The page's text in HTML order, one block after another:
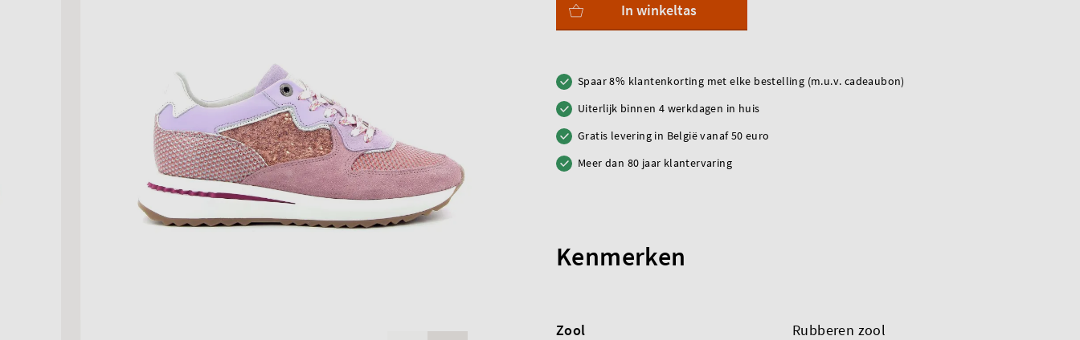
In winkeltas
Spaar 8% klantenkorting met elke bestelling (m.u.v. cadeaubon)
Uiterlijk binnen 4 werkdagen in huis
Gratis levering in België vanaf 50 euro
Meer dan 80 jaar klantervaring
Kenmerken
Zool Rubberen zool